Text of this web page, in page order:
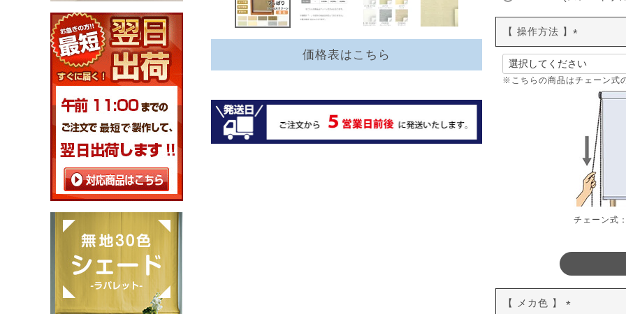
価格表はこちら
【 操作方法 】
(
必
須
※こちらの商品はチェーン式
チェーン式
【 メカ色 】